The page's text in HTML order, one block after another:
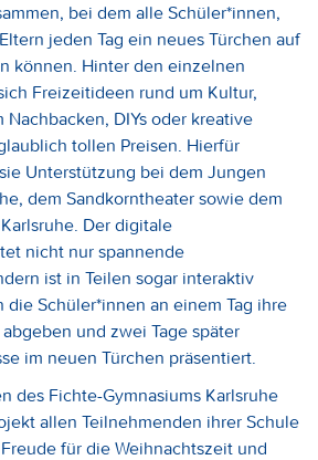
bei dem alle Schüler*innen,
jeden Tag ein neues Türchen auf
können. Hinter den einzelnen
Freizeitideen rund um Kultur,
DIYs oder kreative
tollen Preisen. Hierfür
Unterstützung bei dem Jungen
dem Sandkorntheater sowie dem
Der digitale
nicht nur spannende
ist in Teilen sogar interaktiv
Schüler*innen an einem Tag ihre
und zwei Tage später
im neuen Türchen präsentiert.
des Fichte-Gymnasiums Karlsruhe
allen Teilnehmenden ihrer Schule
für die Weihnachtszeit und